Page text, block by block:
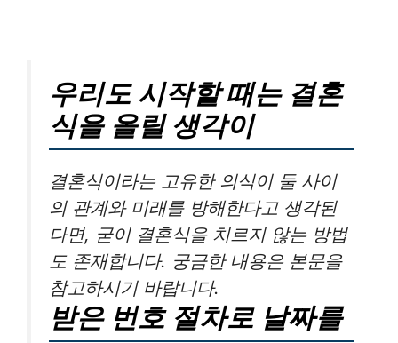
우리도 시작할 때는 결혼
식을 올릴 생각이
결혼식이라는 고유한 의식이 둘 사이
의 관계와 미래를 방해한다고 생각된
다면, 굳이 결혼식을 치르지 않는 방법
도 존재합니다. 궁금한 내용은 본문을
참고하시기 바랍니다.
받은 번호 절차로 날짜를